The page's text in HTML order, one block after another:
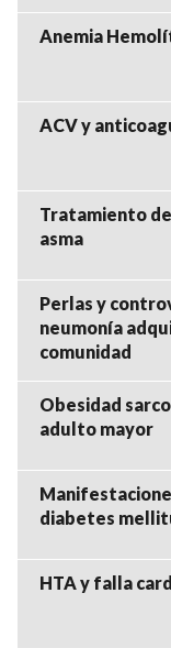
Anemia
ACV y
Tratamiento
asma
Perlas y
neumonía
comunidad
Obesidad
adulto mayor
diabetes
HTA y falla